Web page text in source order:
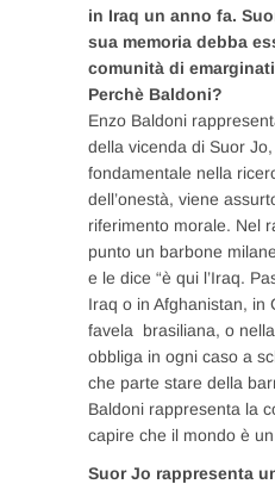
in Iraq un anno fa.
sua memoria debba
comunità di
Perchè Baldoni?
Enzo Baldoni
della vicenda di Suor
fondamentale nella
dell’onestà, viene
riferimento morale. Nel
punto un barbone
e le dice “è qui l’Iraq.
Iraq o in Afghanistan, in
favela brasiliana, o
obbliga in ogni caso a
che parte stare della
Baldoni rappresenta la
capire che il mondo è
Suor Jo rappresenta